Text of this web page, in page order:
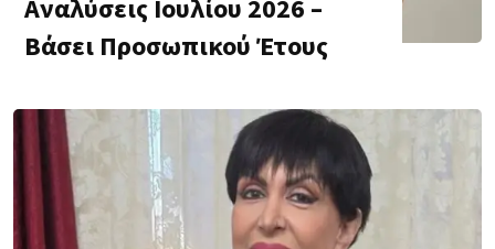
Αναλύσεις Ιουλίου 2026 –
Βάσει Προσωπικού Έτους